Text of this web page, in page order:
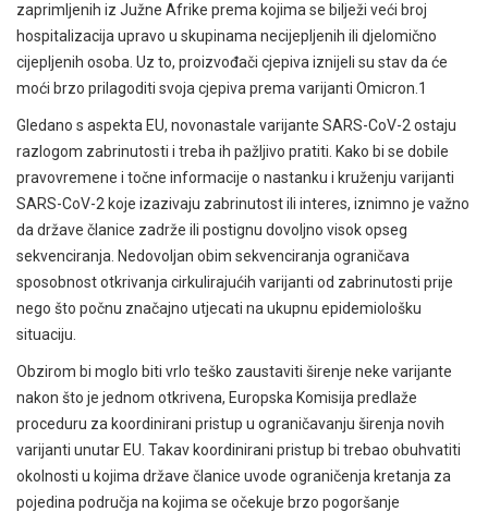
zaprimljenih iz Južne Afrike prema kojima se bilježi veći broj
hospitalizacija upravo u skupinama necijepljenih ili djelomično
cijepljenih osoba. Uz to, proizvođači cjepiva iznijeli su stav da će
moći brzo prilagoditi svoja cjepiva prema varijanti Omicron. 1
Gledano s aspekta EU, novonastale varijante SARS-CoV-2 ostaju
razlogom zabrinutosti i treba ih pažljivo pratiti. Kako bi se dobile
pravovremene i točne informacije o nastanku i kruženju varijanti
SARS-CoV-2 koje izazivaju zabrinutost ili interes, iznimno je važno
da države članice zadrže ili postignu dovoljno visok opseg
sekvenciranja. Nedovoljan obim sekvenciranja ograničava
sposobnost otkrivanja cirkulirajućih varijanti od zabrinutosti prije
nego što počnu značajno utjecati na ukupnu epidemiološku
situaciju.
Obzirom bi moglo biti vrlo teško zaustaviti širenje neke varijante
nakon što je jednom otkrivena, Europska Komisija predlaže
proceduru za koordinirani pristup u ograničavanju širenja novih
varijanti unutar EU. Takav koordinirani pristup bi trebao obuhvatiti
okolnosti u kojima države članice uvode ograničenja kretanja za
pojedina područja na kojima se očekuje brzo pogoršanje